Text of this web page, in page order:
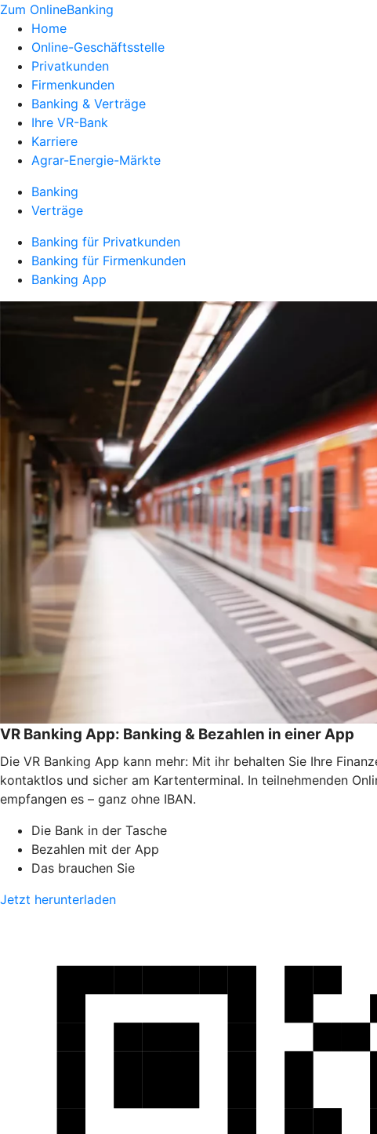
Zum OnlineBanking
Home
Online-Geschäftsstelle
Privatkunden
Firmenkunden
Banking & Verträge
Ihre VR-Bank
Karriere
Agrar-Energie-Märkte
Banking
Verträge
Banking für Privatkunden
Banking für Firmenkunden
Banking App
VR Banking App: Banking & Bezahlen in einer App
Die VR Banking App kann mehr: Mit ihr behalten Sie Ihre
kontaktlos und sicher am Kartenterminal. In teilnehmenden
empfangen es – ganz ohne IBAN.
Die Bank in der Tasche
Bezahlen mit der App
Das brauchen Sie
Jetzt herunterladen